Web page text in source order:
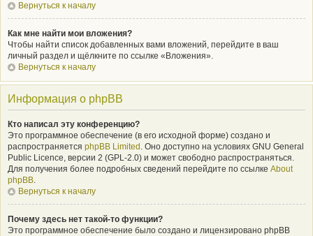
Вернуться к началу
Как мне найти мои вложения?
Чтобы найти список добавленных вами вложений, перейдите в ваш
личный раздел и щёлкните по ссылке «Вложения».
Вернуться к началу
Информация о phpBB
Кто написал эту конференцию?
Это программное обеспечение (в его исходной форме) создано и
распространяется phpBB Limited . Оно доступно на условиях GNU General
Public Licence, версии 2 (GPL-2.0) и может свободно распространяться.
Для получения более подробных сведений перейдите по ссылке About
phpBB.
Вернуться к началу
Почему здесь нет такой-то функции?
Это программное обеспечение было создано и лицензировано phpBB